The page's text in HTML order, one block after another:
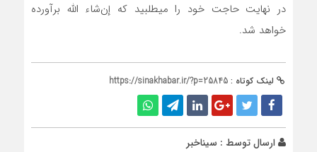
در نهایت حاجت خود را می‏طلبید که إن‌شاء الله برآورده
خواهد شد.
لینک کوتاه : https://sinakhabar.ir/?p=25845
ارسال توسط : سیناخبر